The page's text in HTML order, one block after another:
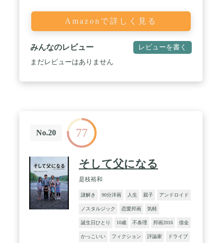
Amazonで詳しく見る
みんなのレビュー レビューを書く
まだレビューはありません
No.20 77
そして父になる
是枝裕和
謎解き 90分洋画 人生 親子 アンドロイド
ノスタルジック 恋愛邦画 気軽
誕生日ひとり 10歳 不条理 邦画2016 借金
かっこいい フィクション 評論家 ドライブ